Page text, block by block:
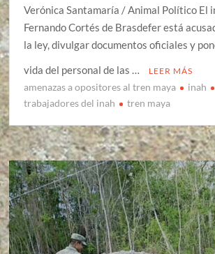
Verónica Santamaría / Animal Político El
Fernando Cortés de Brasdefer está
la ley, divulgar documentos oficiales y
vida del personal de las …
LEER MÁS
amenazas a opositores al tren maya inah
trabajadores del inah
tren maya